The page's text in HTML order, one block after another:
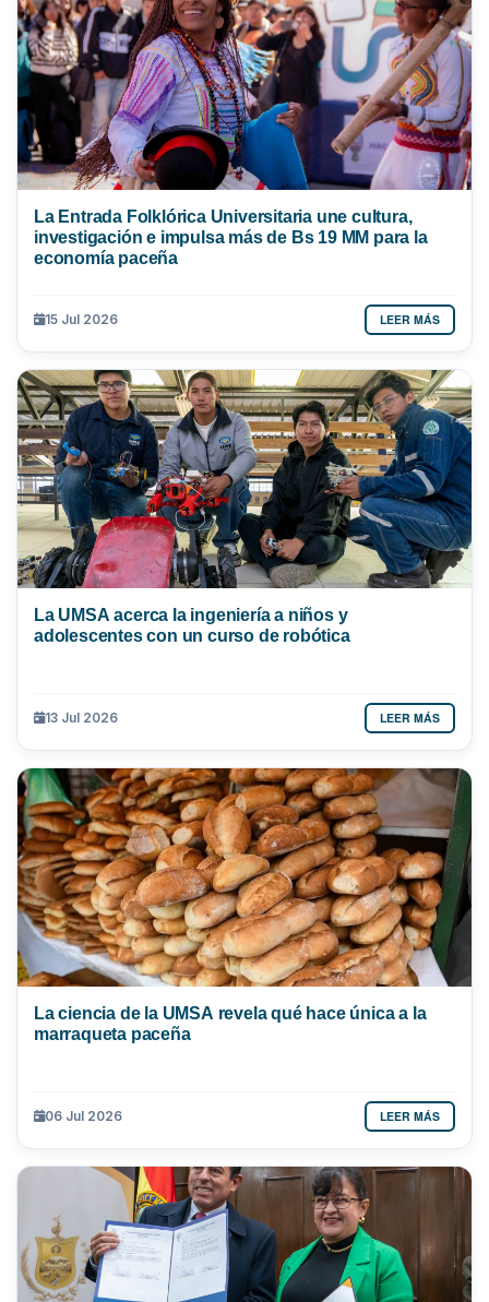
La Entrada Folklórica Universitaria une cultura,
investigación e impulsa más de Bs 19 MM para la
economía paceña
15 Jul 2026 LEER MÁS
La UMSA acerca la ingeniería a niños y
adolescentes con un curso de robótica
13 Jul 2026 LEER MÁS
La ciencia de la UMSA revela qué hace única a la
marraqueta paceña
06 Jul 2026 LEER MÁS